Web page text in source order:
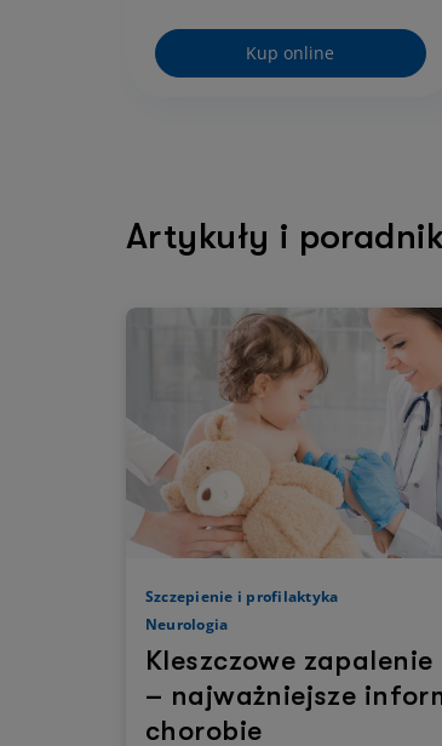
Kup online
Artykuły i
Szczepienie i profilaktyka
Neurologia
Kleszczowe zapalenie
– najważniejsze
chorobie